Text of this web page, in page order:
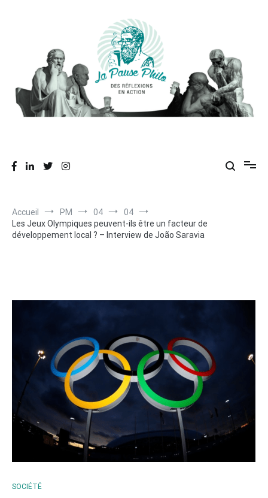
Accueil PM 04
04
Les Jeux Olympiques peuvent-ils être un facteur de
développement local ? – Interview de João Saravia
SOCIÉTÉ